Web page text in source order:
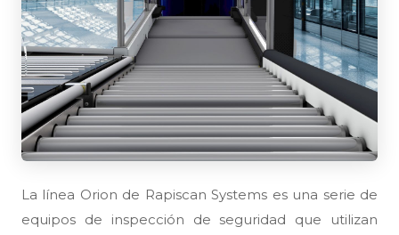
La línea Orion de Rapiscan Systems es una serie de
equipos de inspección de seguridad que utilizan